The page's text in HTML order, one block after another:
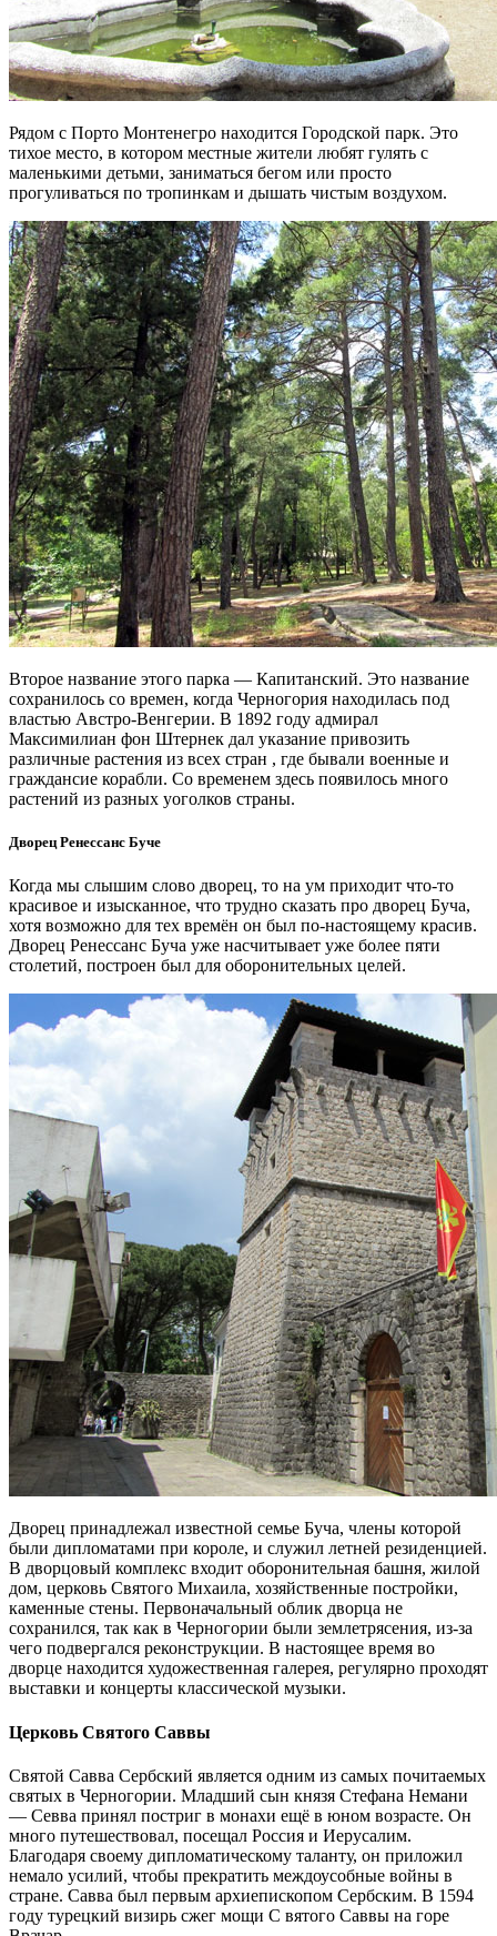
Рядом с Порто Монтенегро находится Городской парк. Это
тихое место, в котором местные жители любят гулять с
маленькими детьми, заниматься бегом или просто
прогуливаться по тропинкам и дышать чистым воздухом.
Второе название этого парка — Капитанский. Это название
сохранилось со времен, когда Черногория находилась под
властью Австро-Венгерии. В 1892 году адмирал
Максимилиан фон Штернек дал указание привозить
различные растения из всех стран , где бывали военные и
граждансие корабли. Со временем здесь появилось много
растений из разных уоголков страны.
Дворец Ренессанс Буче
Когда мы слышим слово дворец, то на ум приходит что-то
красивое и изысканное, что трудно сказать про дворец Буча,
хотя возможно для тех времён он был по-настоящему красив.
Дворец Ренессанс Буча уже насчитывает уже более пяти
столетий, построен был для оборонительных целей.
Дворец принадлежал известной семье Буча, члены которой
были дипломатами при короле, и служил летней резиденцией.
В дворцовый комплекс входит оборонительная башня, жилой
дом, церковь Святого Михаила, хозяйственные постройки,
каменные стены. Первоначальный облик дворца не
сохранился, так как в Черногории были землетрясения, из-за
чего подвергался реконструкции. В настоящее время во
дворце находится художественная галерея, регулярно проходят
выставки и концерты классической музыки.
Церковь Святого Саввы
Святой Савва Сербский является одним из самых почитаемых
святых в Черногории. Младший сын князя Стефана Немани
— Севва принял постриг в монахи ещё в юном возрасте. Он
много путешествовал, посещал Россия и Иерусалим.
Благодаря своему дипломатическому таланту, он приложил
немало усилий, чтобы прекратить междоусобные войны в
стране. Савва был первым архиепископом Сербским. В 1594
году турецкий визирь сжег мощи С вятого Саввы на горе